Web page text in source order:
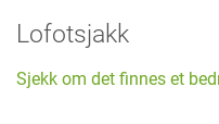
Lofotsjakk
Sjekk om det finnes et